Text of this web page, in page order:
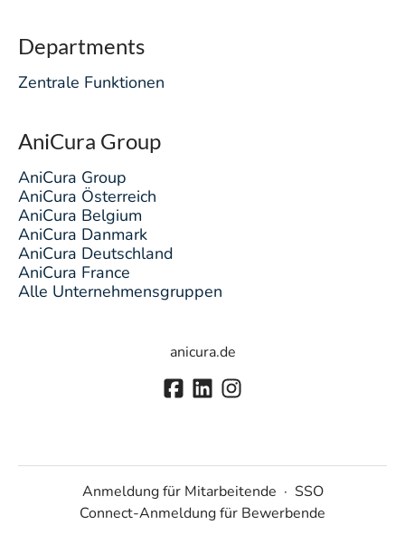
Departments
Zentrale Funktionen
AniCura Group
AniCura Group
AniCura Österreich
AniCura Belgium
AniCura Danmark
AniCura Deutschland
AniCura France
Alle Unternehmensgruppen
anicura.de
Anmeldung für Mitarbeitende · SSO
Connect-Anmeldung für Bewerbende